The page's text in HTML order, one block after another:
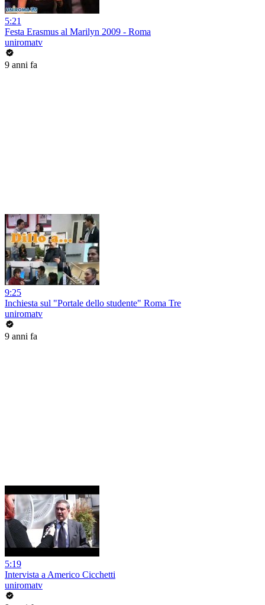
5:21
Festa Erasmus al Marilyn 2009 - Roma
uniromatv
9 anni fa
9:25
Inchiesta sul "Portale dello studente" Roma Tre
uniromatv
9 anni fa
5:19
Intervista a Americo Cicchetti
uniromatv